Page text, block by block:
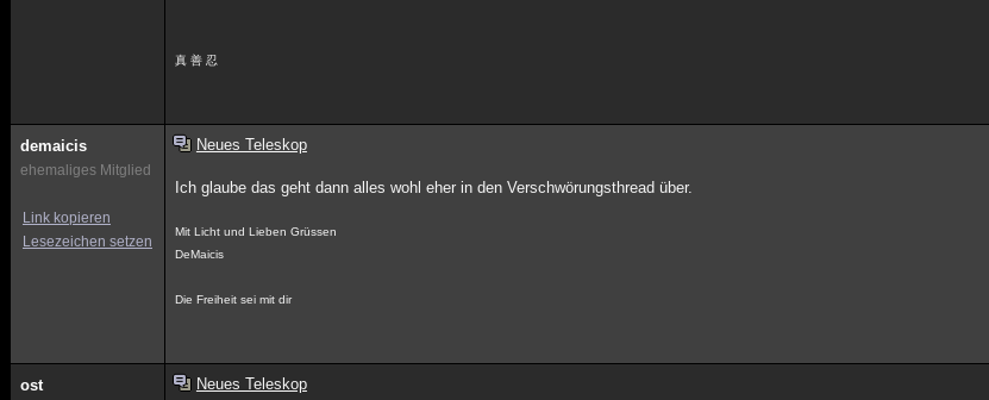
真 善 忍
demaicis
ehemaliges Mitglied
Link kopieren
Lesezeichen setzen
Neues Teleskop
Ich glaube das geht dann alles wohl eher in den Verschwörungsthread über.
Mit Licht und Lieben Grüssen
DeMaicis
Die Freiheit sei mit dir
ost Neues Teleskop